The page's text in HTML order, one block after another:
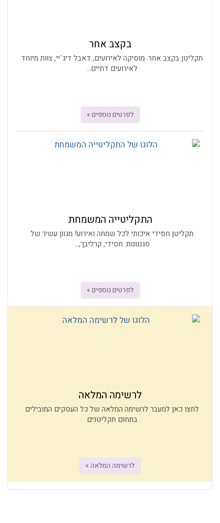
בקצב אחר
תקליטן בקצב אחר. מוסיקה לאירועים, דאבל דיג`יי, צוות מיוחד
לאירועים דתיים...
לפרטים נוספים »
התקליטייה המשמחת
תקליטן חסידי איכותי לכל שמחה ואירוע! מגוון עשיר של
סגננונות: חסידי, קרליבך,...
לפרטים נוספים »
לרשימה המלאה
לחצו כאן למעבר לרשימה המלאה של כל העסקים המובילים
בתחום תקליטנים
לרשימה המלאה »